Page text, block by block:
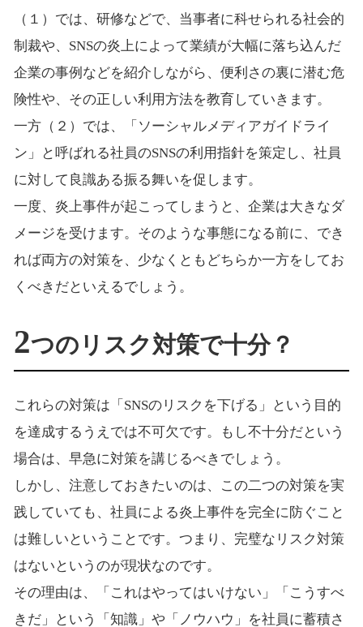
（１）では、研修などで、当事者に科せられる社会的
制裁や、SNSの炎上によって業績が大幅に落ち込んだ
企業の事例などを紹介しながら、便利さの裏に潜む危
険性や、その正しい利用方法を教育していきます。
一方（２）では、「ソーシャルメディアガイドライ
ン」と呼ばれる社員のSNSの利用指針を策定し、社員
に対して良識ある振る舞いを促します。
一度、炎上事件が起こってしまうと、企業は大きなダ
メージを受けます。そのような事態になる前に、でき
れば両方の対策を、少なくともどちらか一方をしてお
くべきだといえるでしょう。
2つのリスク対策で十分？
これらの対策は「SNSのリスクを下げる」という目的
を達成するうえでは不可欠です。もし不十分だという
場合は、早急に対策を講じるべきでしょう。
しかし、注意しておきたいのは、この二つの対策を実
践していても、社員による炎上事件を完全に防ぐこと
は難しいということです。つまり、完璧なリスク対策
はないというのが現状なのです。
その理由は、「これはやってはいけない」「こうすべ
きだ」という「知識」や「ノウハウ」を社員に蓄積さ